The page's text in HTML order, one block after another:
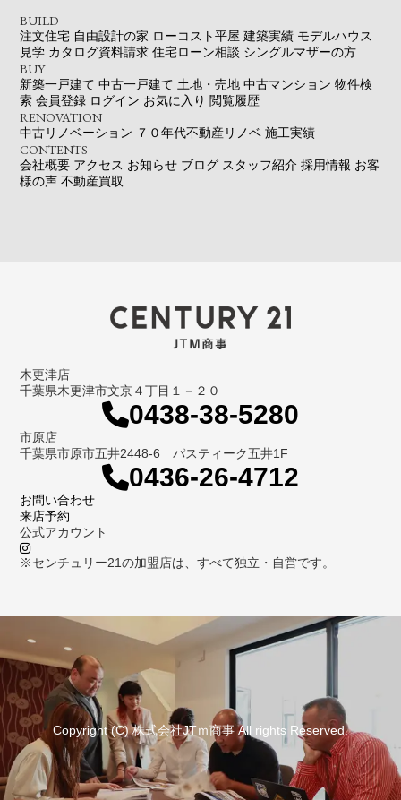
BUILD
注文住宅 自由設計の家 ローコスト平屋 建築実績 モデルハウス
見学 カタログ資料請求 住宅ローン相談 シングルマザーの方
BUY
新築一戸建て 中古一戸建て 土地・売地 中古マンション 物件検
索 会員登録 ログイン お気に入り 閲覧履歴
RENOVATION
中古リノベーション ７０年代不動産リノベ 施工実績
CONTENTS
会社概要 アクセス お知らせ ブログ スタッフ紹介 採用情報 お客
様の声 不動産買取
木更津店
千葉県木更津市文京４丁目１－２０
0438-38-5280
市原店
千葉県市原市五井2448-6 パスティーク五井1F
0436-26-4712
お問い合わせ
来店予約
公式アカウント
※センチュリー21の加盟店は、すべて独立・自営です。
Copyright (C) 株式会社JTｍ商事 All rights Reserved.